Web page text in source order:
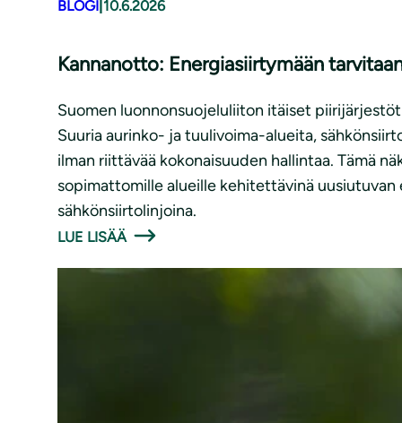
BLOGI 10.6.2026
Kannanotto: Energiasiirtymään
Suomen luonnonsuojeluliiton itäiset
Suuria aurinko- ja tuulivoima-alueita,
ilman riittävää kokonaisuuden hallintaa. Tämä
sopimattomille alueille kehitettävinä
sähkönsiirtolinjoina.
LUE LISÄÄ